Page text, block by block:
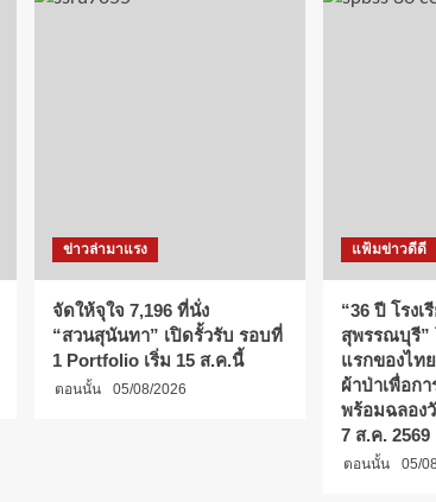
ข่าวล่ามาแรง
จัดให้จุใจ 7,196 ที่นั่ง
“สวนสุนันทา” เปิดรั้วรับ รอบที่
1 Portfolio เริ่ม 15 ส.ค.นี้
ตอนนั้น 05/08/2026
แฟ้มข่าวดีดี
“36 ปี โรง
สุพรรณบุรี”
แรกของไท
ผ้าป่าเพื่อก
พร้อมฉลอง
7 ส.ค. 2569
ตอนนั้น 05/